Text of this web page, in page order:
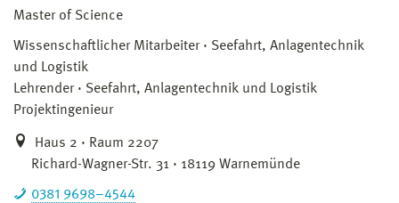
Master of Science
Wissenschaftlicher Mitarbeiter
Seefahrt, Anlagentechnik
und Logistik
Lehrender
Seefahrt, Anlagentechnik und Logistik
Projektingenieur
Haus 2 · Raum 2207
Richard-Wagner-Str. 31 · 18119 Warnemünde
0381 9698–4544